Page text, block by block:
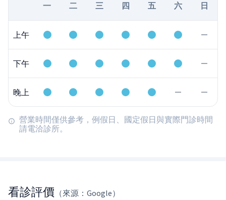
一 二 三 四 五 六 日
上午
下午
晚上
營業時間僅供參考，例假日、國定假日與實際門診時間
請電洽診所。
看診評價 （來源：Google）